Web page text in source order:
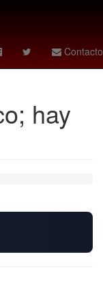
Contacto
hay